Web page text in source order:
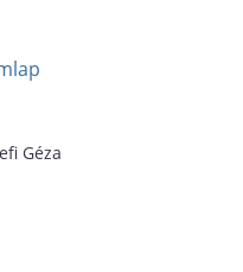
Géza